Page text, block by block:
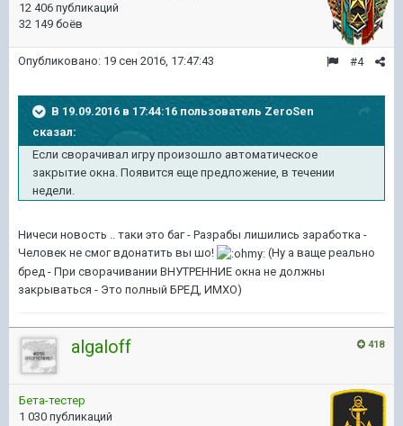
12 406 публикаций
32 149 боёв
#4
Опубликовано: 19 сен 2016, 17:47:43
В 19.09.2016 в 17:44:16 пользователь ZeroSen
сказал:
Если сворачивал игру произошло автоматическое
закрытие окна. Появится еще предложение, в течении
недели.
Ничеси новость .. таки это баг - Разрабы лишились заработка -
Человек не смог вдонатить вы шо!
(Ну а ваще реально
бред - При сворачивании ВНУТРЕННИЕ окна не должны
закрываться - Это полный БРЕД, ИМХО)
418
algaloff
Бета-тестер
1 030 публикаций